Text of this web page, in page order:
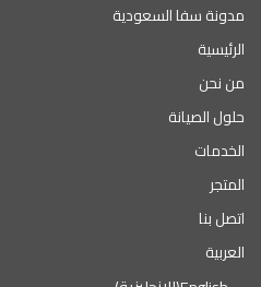
مدونة سفا السعودية
الرئيسية
من نحن
حلول الصيانة
الخدمات
المتجر
اتصل بنا
العربية